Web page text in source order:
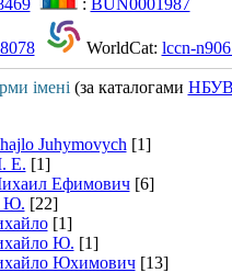
: BUN0001987
WorldCat: lccn-
імені (за каталогами НБУВ
Juhymovych [1]
Е. [1]
Ефимович[6]
Ю. [22]
[1]
Ю. [1]
Юхимович[13]